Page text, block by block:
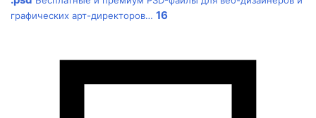
графических арт-директоров… 16